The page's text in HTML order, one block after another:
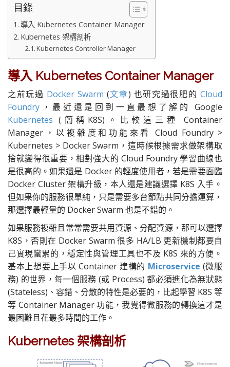
目錄
導入 Kubernetes Container Manager
Kubernetes 架構剖析
Kubernetes Controller Manager
導入 Kubernetes Container Manager
之前玩過 Docker Swarm (文章) 也研究過很肥的Cloud
Foundry ，最近還是回到一直最想了解的 Google
Kubernetes (簡稱K8S)。比較這三種 Container
Manager，以複雜度和功能來看 Cloud Foundry >
Kubernetes > Docker Swarm，這時候根據需求做架構取
捨就變得很重要，相對強大的 Cloud Foundry 學習曲線也
是很高的。如果還是 Docker 的輕度使用者，若是需要面臨
Docker Cluster 架構升級，本人還是建議選擇 K8S 入手。
但如果你的服務很單純，只是需要多台節點共同分擔運算，
那選擇最輕量的 Docker Swarm 也是不錯的。
如果服務複雜且常常需要共用資源、分配資源，那可以選擇
K8S，否則在 Docker Swarm 很多 HA/LB 更新機制都要自
己實現蠻累的，穩定性與管理工具也不及 K8S 來的方便。
基本上想要上手以 Container 建構的 Microservice (微服
務) 的世界，每一個服務 (或 Process) 都必須進化為無狀態
(Stateless)、容錯、分散的特性是必要的，比起學習 K8S 等
等 Container Manager 功能，我覺得微服務的轉換這才是
最困難且花最多時間的工作。
Kubernetes 架構剖析